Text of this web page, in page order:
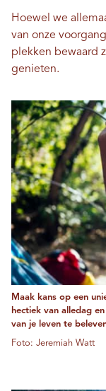
Hoewel we
van onze
plekken bewaard
genieten.
Maak kans op een
hectiek van alledag
van je leven te
Foto: Jeremiah Watt